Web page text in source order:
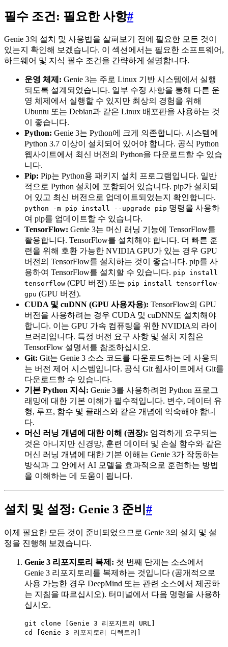
필수 조건: 필요한 사항#
Genie 3의 설치 및 사용법을 살펴보기 전에 필요한 모든 것이
있는지 확인해 보겠습니다. 이 섹션에서는 필요한 소프트웨어,
하드웨어 및 지식 필수 조건을 간략하게 설명합니다.
운영 체제: Genie 3는 주로 Linux 기반 시스템에서 실행
되도록 설계되었습니다. 일부 수정 사항을 통해 다른 운
영 체제에서 실행할 수 있지만 최상의 경험을 위해
Ubuntu 또는 Debian과 같은 Linux 배포판을 사용하는 것
이 좋습니다.
Python: Genie 3는 Python에 크게 의존합니다. 시스템에
Python 3.7 이상이 설치되어 있어야 합니다. 공식 Python
웹사이트에서 최신 버전의 Python을 다운로드할 수 있습
니다.
Pip: Pip는 Python용 패키지 설치 프로그램입니다. 일반
적으로 Python 설치에 포함되어 있습니다. pip가 설치되
어 있고 최신 버전으로 업데이트되었는지 확인합니다.
python -m pip install --upgrade pip 명령을 사용하
여 pip를 업데이트할 수 있습니다.
TensorFlow: Genie 3는 머신 러닝 기능에 TensorFlow를
활용합니다. TensorFlow를 설치해야 합니다. 더 빠른 훈
련을 위해 호환 가능한 NVIDIA GPU가 있는 경우 GPU
버전의 TensorFlow를 설치하는 것이 좋습니다. pip를 사
용하여 TensorFlow를 설치할 수 있습니다. pip install
tensorflow (CPU 버전) 또는 pip install tensorflow-
gpu (GPU 버전).
CUDA 및 cuDNN (GPU 사용자용): TensorFlow의 GPU
버전을 사용하려는 경우 CUDA 및 cuDNN도 설치해야
합니다. 이는 GPU 가속 컴퓨팅을 위한 NVIDIA의 라이
브러리입니다. 특정 버전 요구 사항 및 설치 지침은
TensorFlow 설명서를 참조하십시오.
Git: Git는 Genie 3 소스 코드를 다운로드하는 데 사용되
는 버전 제어 시스템입니다. 공식 Git 웹사이트에서 Git를
다운로드할 수 있습니다.
기본 Python 지식: Genie 3를 사용하려면 Python 프로그
래밍에 대한 기본 이해가 필수적입니다. 변수, 데이터 유
형, 루프, 함수 및 클래스와 같은 개념에 익숙해야 합니
다.
머신 러닝 개념에 대한 이해 (권장): 엄격하게 요구되는
것은 아니지만 신경망, 훈련 데이터 및 손실 함수와 같은
머신 러닝 개념에 대한 기본 이해는 Genie 3가 작동하는
방식과 그 안에서 AI 모델을 효과적으로 훈련하는 방법
을 이해하는 데 도움이 됩니다.
설치 및 설정: Genie 3 준비 #
이제 필요한 모든 것이 준비되었으므로 Genie 3의 설치 및 설
정을 진행해 보겠습니다.
Genie 3 리포지토리 복제: 첫 번째 단계는 소스에서
Genie 3 리포지토리를 복제하는 것입니다 (공개적으로
사용 가능한 경우 DeepMind 또는 관련 소스에서 제공하
는 지침을 따르십시오). 터미널에서 다음 명령을 사용하
십시오.
git clone [Genie 3 리포지토리 URL]